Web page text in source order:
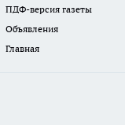
ПДФ-версия газеты
Объявления
Главная